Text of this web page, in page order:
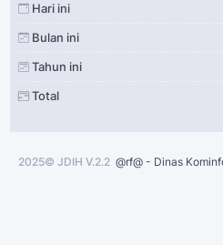
Hari ini
Bulan ini
Tahun ini
Total
2025© JDIH V.2.2 @rf@ - Dinas